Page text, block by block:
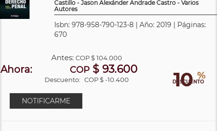
Castillo - Jason Alexánder Andrade Castro - Varios
Autores
Isbn: 978-958-790-123-8 | Año: 2019 | Páginas:
670
10 %
DESCUENTO
Antes:COP$ 104.000
Ahora: COP $ 93.600
Descuento: COP $ -10.400
NOTIFICARME